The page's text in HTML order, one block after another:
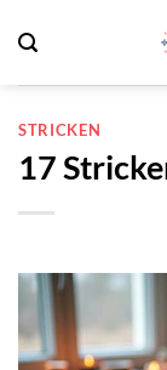
Inhalt
springen
STRICKEN
17